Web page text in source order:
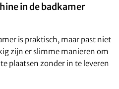
in de badkamer
is praktisch, maar past niet
zijn er slimme manieren om
plaatsen zonder in te leveren